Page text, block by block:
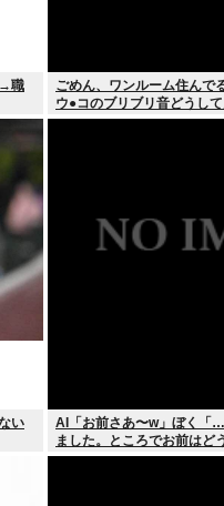
→職
ごめん、ワンルーム住んで
ウ●コのブリブリ音どうし
い
AI「お前さあ〜w」ぼく「
ました。ところでお前はど